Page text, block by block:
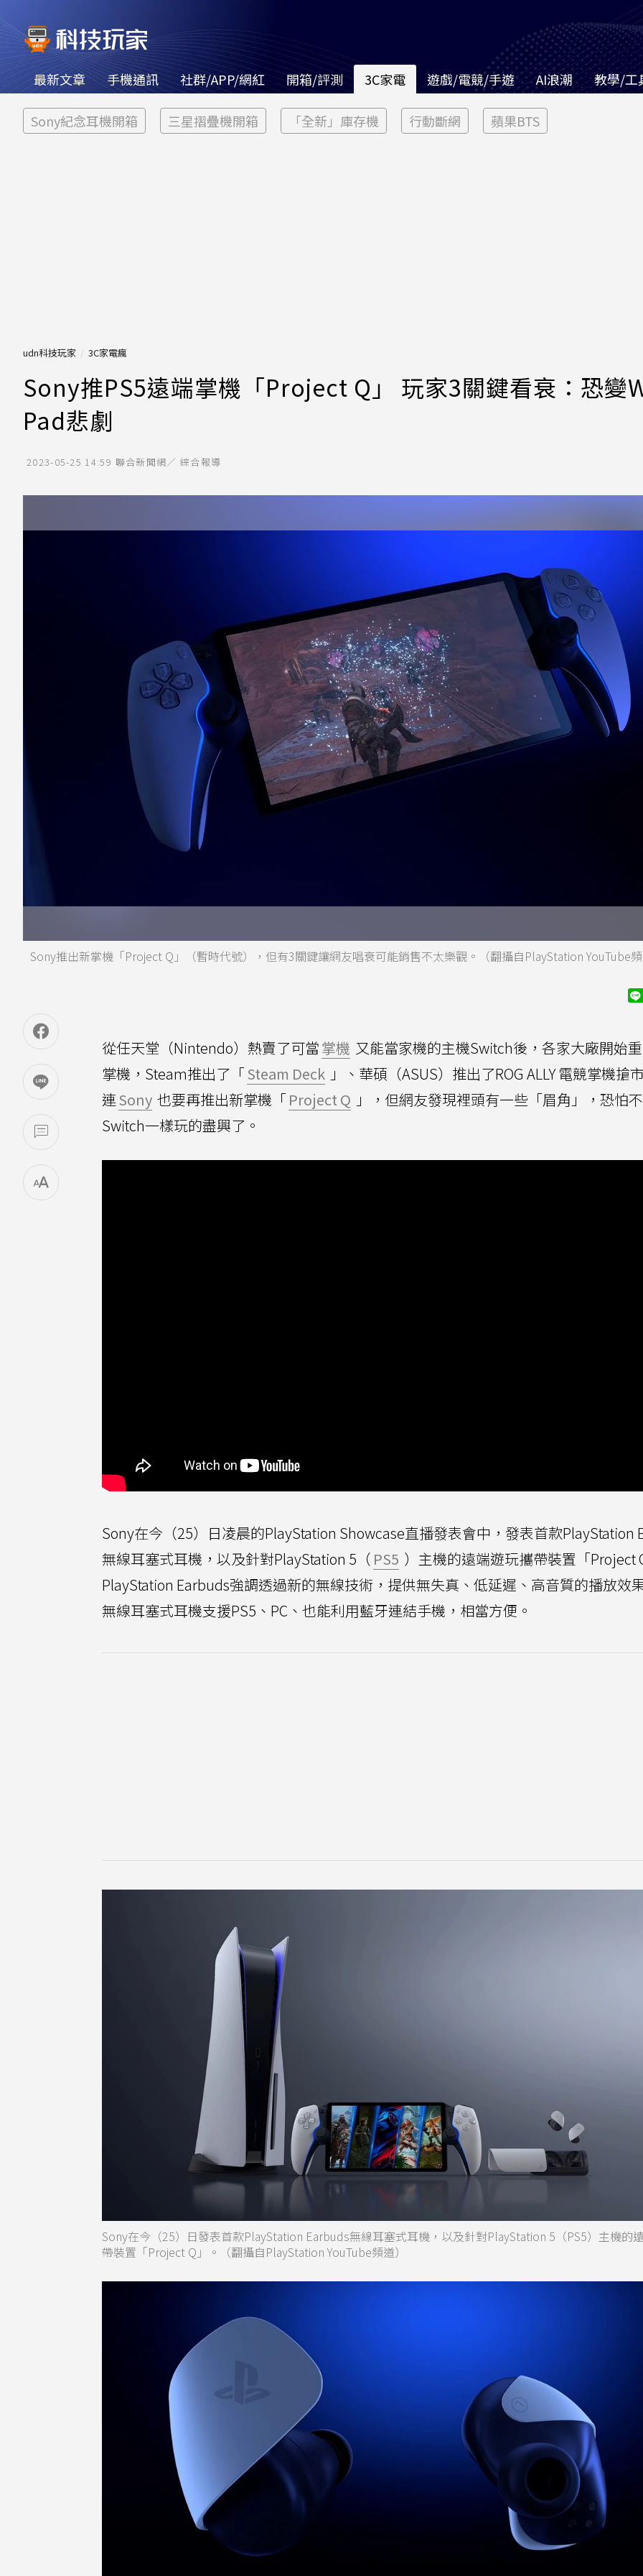
最新文章 手機通訊 社群/APP/網紅 開箱/評測 3C家電 遊戲/電競/手遊 AI浪潮 教學/工
Sony紀念耳機開箱 三星摺疊機開箱 「全新」庫存機 行動斷網 蘋果BTS
udn科技玩家 3C家電瘋
Sony推PS5遠端掌機「Project Q」 玩家3關鍵看衰：恐變
Pad悲劇
2023-05-25 14:59 聯合新聞網／ 綜合報導
Sony推出新掌機「Project Q」（暫時代號），但有3關鍵讓網友唱衰可能銷售不太樂觀。（翻攝自PlayStation YouTube
從任天堂（Nintendo）熱賣了可當掌機 又能當家機的主機Switch後，各家大廠開始
掌機，Steam推出了「Steam Deck 」、華碩（ASUS）推出了ROG ALLY 電競掌機搶
連Sony 也要再推出新掌機「Project Q 」，但網友發現裡頭有一些「眉角」，恐怕
Switch一樣玩的盡興了。
Sony在今（25）日凌晨的PlayStation Showcase直播發表會中，發表首款PlayStation
無線耳塞式耳機，以及針對PlayStation 5（ PS5 ）主機的遠端遊玩攜帶裝置「Project
PlayStation Earbuds強調透過新的無線技術，提供無失真、低延遲、高音質的播放效
無線耳塞式耳機支援PS5、PC、也能利用藍牙連結手機，相當方便。
Sony在今（25）日發表首款PlayStation Earbuds無線耳塞式耳機，以及針對PlayStation 5（PS5）主機的
帶裝置「Project Q」。（翻攝自PlayStation YouTube頻道）